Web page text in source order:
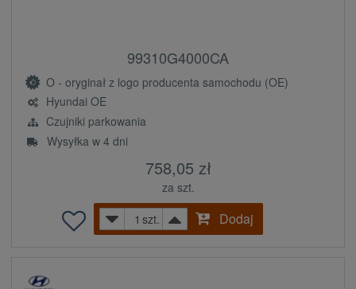
99310G4000CA
O - oryginał z logo producenta samochodu (OE)
Hyundai OE
Czujniki parkowania
Wysyłka w 4 dni
758,05 zł
za szt.
szt.
Dodaj